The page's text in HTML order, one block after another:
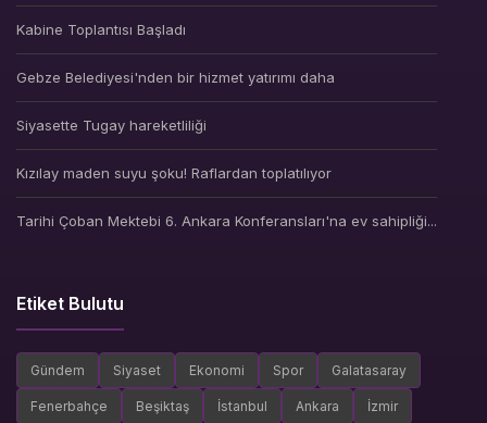
Kabine Toplantısı Başladı
Gebze Belediyesi'nden bir hizmet yatırımı daha
Siyasette Tugay hareketliliği
Kızılay maden suyu şoku! Raflardan toplatılıyor
Tarihi Çoban Mektebi 6. Ankara Konferansları'na ev sahipliği...
Etiket Bulutu
Gündem Siyaset Ekonomi Spor Galatasaray
Fenerbahçe Beşiktaş İstanbul Ankara İzmir